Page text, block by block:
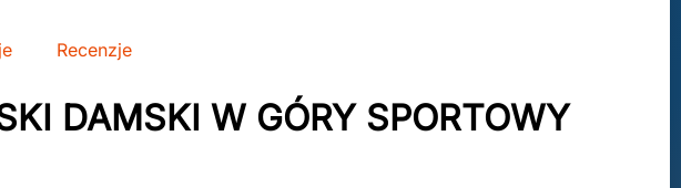
Recenzje
DAMSKI W GÓRY SPORTOWY